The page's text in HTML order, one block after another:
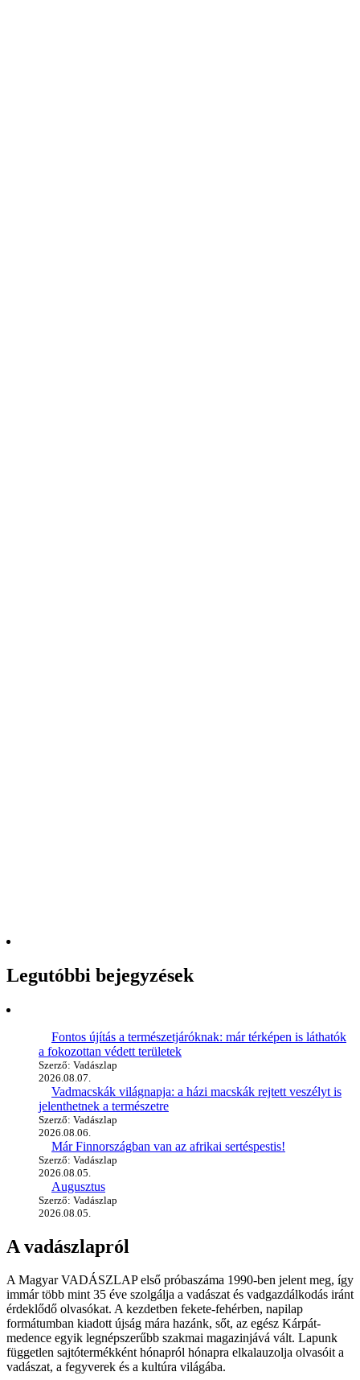
Legutóbbi bejegyzések
Fontos újítás a természetjáróknak: már térképen is láthatók
a fokozottan védett területek
Szerző: Vadászlap
2026.08.07.
Vadmacskák világnapja: a házi macskák rejtett veszélyt is
jelenthetnek a természetre
Szerző: Vadászlap
2026.08.06.
Már Finnországban van az afrikai sertéspestis!
Szerző: Vadászlap
2026.08.05.
Augusztus
Szerző: Vadászlap
2026.08.05.
A vadászlapról
A Magyar VADÁSZLAP első próbaszáma 1990-ben jelent meg, így
immár több mint 35 éve szolgálja a vadászat és vadgazdálkodás iránt
érdeklődő olvasókat. A kezdetben fekete-fehérben, napilap
formátumban kiadott újság mára hazánk, sőt, az egész Kárpát-
medence egyik legnépszerűbb szakmai magazinjává vált. Lapunk
független sajtótermékként hónapról hónapra elkalauzolja olvasóit a
vadászat, a fegyverek és a kultúra világába.